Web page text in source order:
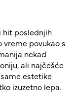
hit poslednjih
vreme povukao s
nekad
ali najčešće
estetike
izuzetno lepa.